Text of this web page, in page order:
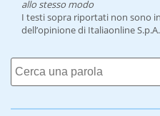
allo stesso modo
I testi sopra riportati non sono
dell’opinione di Italiaonline S.p.A.